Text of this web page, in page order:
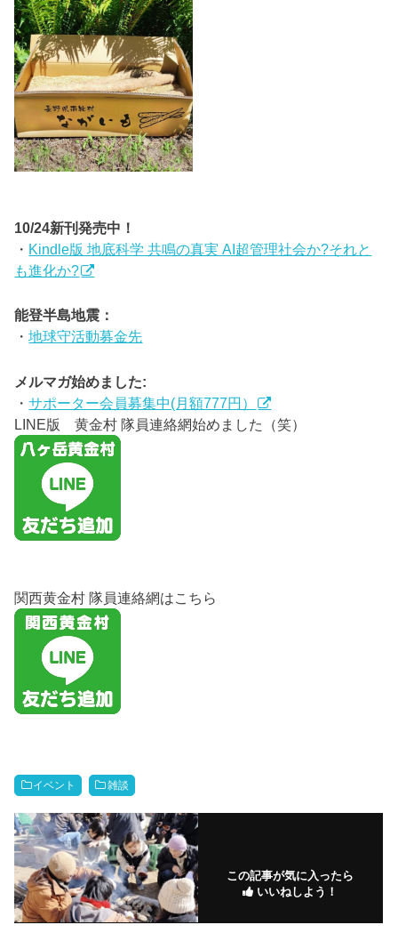
10/24新刊発売中！
・ Kindle版 地底科学 共鳴の真実 AI超管理社会か?それと
も進化か?
能登半島地震：
・地球守活動募金先
メルマガ始めました:
・サポーター会員募集中(月額777円）
LINE版 黄金村 隊員連絡網始めました（笑）
関西黄金村 隊員連絡網はこちら
イベント 雑談
この記事が気に入ったら
いいねしよう！